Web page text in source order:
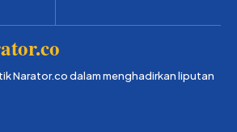
Narator.co dalam menghadirkan liputan